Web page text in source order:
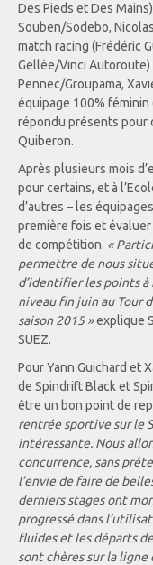
Des Pieds et Des
Souben/Sodebo,
match racing (Frédéric
Gellée/Vinci Autoroute)
Pennec/Groupama,
équipage 100%
répondu présents pour
Quiberon.
Après plusieurs mois
pour certains, et à
d’autres – les
première fois et
de compétition. «
permettre de nous
d’identifier les points
niveau fin juin au Tour
saison 2015 »explique
SUEZ.
Pour Yann Guichard et
de Spindrift Black et
être un bon point de
rentrée sportive sur le
intéressante. Nous
concurrence, sans
l’envie de faire de
derniers stages ont
progressé dans
fluides et les départs
sont chères sur la ligne